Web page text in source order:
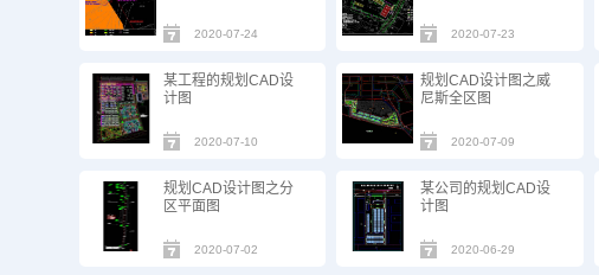
2020-07-24 2020-07-23
某工程的规划CAD设
计图
2020-07-10
规划CAD设计图之威
尼斯全区图
2020-07-09
规划CAD设计图之分
区平面图
2020-07-02
某公司的规划CAD设
计图
2020-06-29